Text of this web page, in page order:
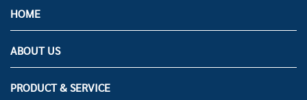
HOME
ABOUT US
PRODUCT & SERVICE